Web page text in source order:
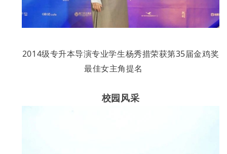
2014级专升本导演专业学生杨秀措荣获第35届金鸡奖
最佳女主角提名
校园风采